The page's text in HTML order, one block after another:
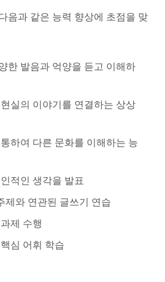
음과 같은 능력 향상에 초점을 맞
한 발음과 억양을 듣고 이해하
실의 이야기를 연결하는 상상
하여 다른 문화를 이해하는 능
적인 생각을 발표
제와 연관된 글쓰기 연습
제 수행
심 어휘 학습